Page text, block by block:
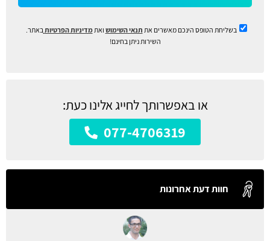
בשליחת הטופס הינכם מאשרים את תנאי השימוש ואתמדיניות הפרטיות באתר.
השירות ניתן בחינם!
או באפשרותך לחייג אלינו כעת:
077-4706319
חוות דעת אחרונות